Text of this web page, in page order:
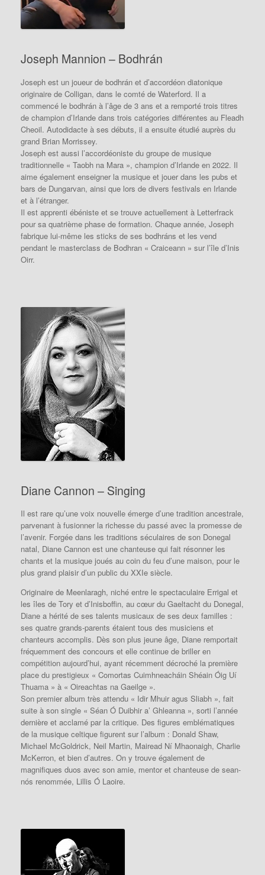
Joseph Mannion – Bodhrán
Joseph est un joueur de bodhrán et d’accordéon diatonique
originaire de Colligan, dans le comté de Waterford. Il a
commencé le bodhrán à l’âge de 3 ans et a remporté trois titres
de champion d’Irlande dans trois catégories différentes au Fleadh
Cheoil. Autodidacte à ses débuts, il a ensuite étudié auprès du
grand Brian Morrissey.
Joseph est aussi l’accordéoniste du groupe de musique
traditionnelle « Taobh na Mara », champion d’Irlande en 2022. Il
aime également enseigner la musique et jouer dans les pubs et
bars de Dungarvan, ainsi que lors de divers festivals en Irlande
et à l’étranger.
Il est apprenti ébéniste et se trouve actuellement à Letterfrack
pour sa quatrième phase de formation. Chaque année, Joseph
fabrique lui-même les sticks de ses bodhráns et les vend
pendant le masterclass de Bodhran « Craiceann » sur l’île d’Inis
Oirr.
Diane Cannon – Singing
Il est rare qu’une voix nouvelle émerge d’une tradition ancestrale,
parvenant à fusionner la richesse du passé avec la promesse de
l’avenir. Forgée dans les traditions séculaires de son Donegal
natal, Diane Cannon est une chanteuse qui fait résonner les
chants et la musique joués au coin du feu d’une maison, pour le
plus grand plaisir d’un public du XXIe siècle.
Originaire de Meenlaragh, niché entre le spectaculaire Errigal et
les îles de Tory et d’Inisboffin, au cœur du Gaeltacht du Donegal,
Diane a hérité de ses talents musicaux de ses deux familles :
ses quatre grands-parents étaient tous des musiciens et
chanteurs accomplis. Dès son plus jeune âge, Diane remportait
fréquemment des concours et elle continue de briller en
compétition aujourd’hui, ayant récemment décroché la première
place du prestigieux « Comortas Cuimhneacháin Shéain Óig Uí
Thuama » à « Oireachtas na Gaeilge ».
Son premier album très attendu « Idir Mhuir agus Sliabh », fait
suite à son single « Séan Ó Duibhir a’ Ghleanna », sorti l’année
dernière et acclamé par la critique. Des figures emblématiques
de la musique celtique figurent sur l’album : Donald Shaw,
Michael McGoldrick, Neil Martin, Mairead Ní Mhaonaigh, Charlie
McKerron, et bien d’autres. On y trouve également de
magnifiques duos avec son amie, mentor et chanteuse de sean-
nós renommée, Lillis Ó Laoire.